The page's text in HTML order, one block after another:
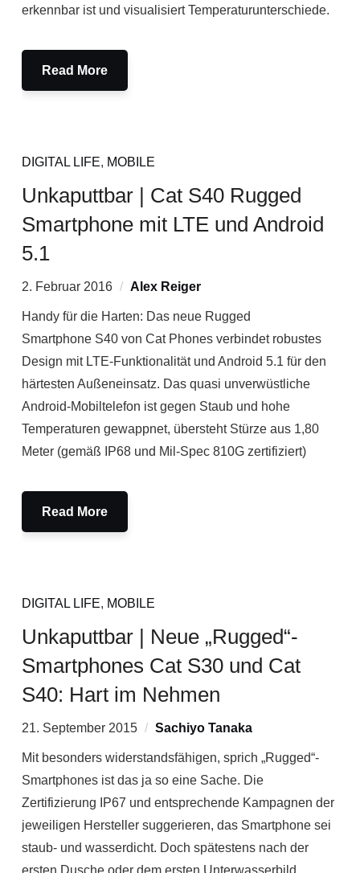
erkennbar ist und visualisiert Temperaturunterschiede.
Read More
DIGITAL LIFE, MOBILE
Unkaputtbar | Cat S40 Rugged
Smartphone mit LTE und Android
5.1
2. Februar 2016 Alex Reiger
Handy für die Harten: Das neue Rugged
Smartphone S40 von Cat Phones verbindet robustes
Design mit LTE-Funktionalität und Android 5.1 für den
härtesten Außeneinsatz. Das quasi unverwüstliche
Android-Mobiltelefon ist gegen Staub und hohe
Temperaturen gewappnet, übersteht Stürze aus 1,80
Meter (gemäß IP68 und Mil-Spec 810G zertifiziert)
Read More
DIGITAL LIFE, MOBILE
Unkaputtbar | Neue „Rugged“-
Smartphones Cat S30 und Cat
S40: Hart im Nehmen
21. September 2015 Sachiyo Tanaka
Mit besonders widerstandsfähigen, sprich „Rugged“-
Smartphones ist das ja so eine Sache. Die
Zertifizierung IP67 und entsprechende Kampagnen der
jeweiligen Hersteller suggerieren, das Smartphone sei
staub- und wasserdicht. Doch spätestens nach der
ersten Dusche oder dem ersten Unterwasserbild